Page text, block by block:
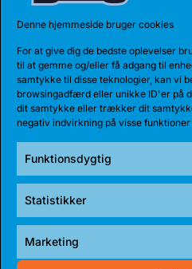
Denne hjemmeside bruger cookies
For at give dig de bedste oplevelser
til at gemme og/eller få adgang til
samtykke til disse teknologier, kan vi
browsingadfærd eller unikke ID'er på
dit samtykke eller trækker dit
negativ indvirkning på visse
Funktionsdygtig
Statistikker
Marketing
TALENT BLIVER